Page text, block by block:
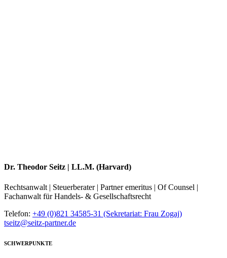
Dr. Theodor Seitz | LL.M. (Harvard)
Rechtsanwalt | Steuerberater | Partner emeritus | Of Counsel |
Fachanwalt für Handels- & Gesellschaftsrecht
Telefon: +49 (0)821 34585-31 (Sekretariat: Frau Zogaj)
tseitz@seitz-partner.de
SCHWERPUNKTE